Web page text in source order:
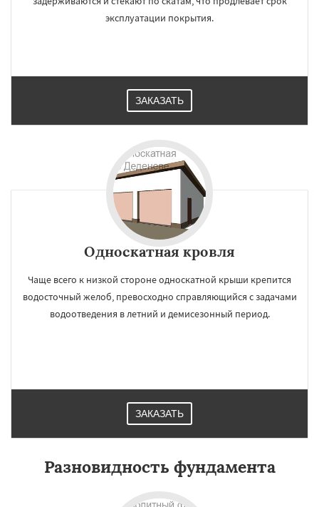
эксплуатации покрытия.
ЗАКАЗАТЬ
Односкатная кровля
Чаще всего к низкой стороне односкатной крыши крепится
водосточный желоб, превосходно справляющийся с задачами
водоотведения в летний и демисезонный период.
ЗАКАЗАТЬ
Разновидность фундамента